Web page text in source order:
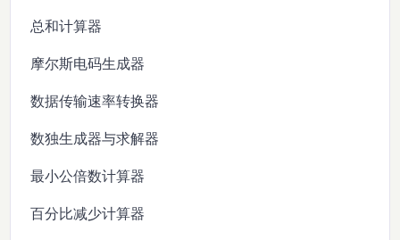
总和计算器
摩尔斯电码生成器
数据传输速率转换器
数独生成器与求解器
最小公倍数计算器
百分比减少计算器